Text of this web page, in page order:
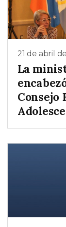
21 de abril
La
Consejo